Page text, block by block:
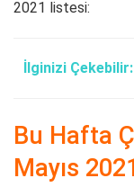
2021 listesi:
İlginizi Çekebilir:
Bu Hafta
Mayıs